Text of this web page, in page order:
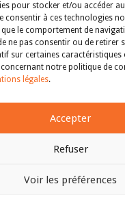
pour stocker et/ou accéder
consentir à ces technologies
que le comportement de
ne pas consentir ou de retirer
sur certaines
notre politique de
légales.
Accepter
Refuser
Voir les préférences
CJUE 16 février 2024,
pri MS (Femmes victimes
aff. C-621/21. Sam
au sein de l’Université
recherches Versailles
1